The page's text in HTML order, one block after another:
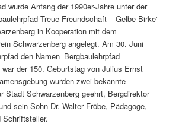
wurde Anfang der 1990er-Jahre unter der
Treue Freundschaft – Gelbe Birke‘
in Kooperation mit dem
Schwarzenberg ange­legt. Am 30. Juni
den Namen ‚Bergbaulehrpfad
war der 150. Geburtstag von Julius Ernst
wurden zwei bekannte
Stadt Schwarzenberg geehrt, Bergdirektor
sein Sohn Dr. Walter Fröbe, Pädagoge,
Schriftsteller.